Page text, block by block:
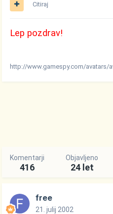
Citiraj
Lep pozdrav!
http://www.gamespy.com/avatars/
Komentarji
416
Objavljeno
24 let
free
21. julij 2002